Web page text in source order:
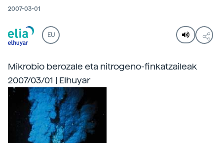
2007-03-01
EU
Mikrobio berozale eta nitrogeno-finkatzaileak
2007/03/01 | Elhuyar